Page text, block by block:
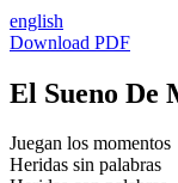
english
Download PDF
El Sueno De
Juegan los momentos
Heridas sin palabras